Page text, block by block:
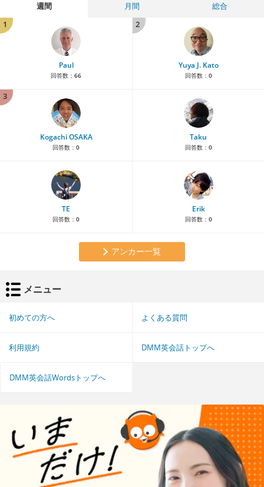
週間 月間
総合
1
Paul
回答数： 66
2
Yuya J. Kato
回答数： 0
3
Kogachi OSAKA
回答数： 0
Taku
回答数： 0
TE
回答数： 0
Erik
回答数： 0
アンカー一覧
メニュー
初めての方へ よくある質問
利用規約 DMM英会話トップへ
DMM英会話Wordsトップへ